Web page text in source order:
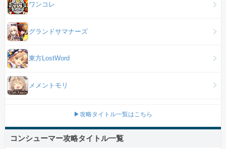
ワンコレ
グランドサマナーズ
東方LostWord
メメントモリ
▶攻略タイトル一覧はこちら
コンシューマー攻略タイトル一覧